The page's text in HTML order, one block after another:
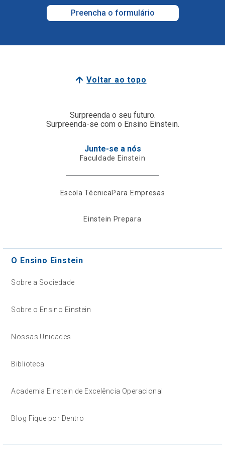
Preencha o formulário
Voltar ao topo
Surpreenda o seu futuro.
Surpreenda-se com o Ensino Einstein.
Junte-se a nós
Faculdade Einstein
Escola TécnicaPara Empresas
Einstein Prepara
O Ensino Einstein
Sobre a Sociedade
Sobre o Ensino Einstein
Nossas Unidades
Biblioteca
Academia Einstein de Excelência Operacional
Blog Fique por Dentro